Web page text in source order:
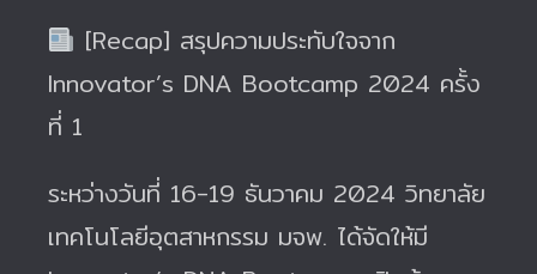
[Recap] สรุปความประทับใจจาก
Innovator’s DNA Bootcamp 2024 ครั้ง
ที่ 1
ระหว่างวันที่ 16-19 ธันวาคม 2024 วิทยาลัย
เทคโนโลยีอุตสาหกรรม มจพ. ได้จัดให้มี